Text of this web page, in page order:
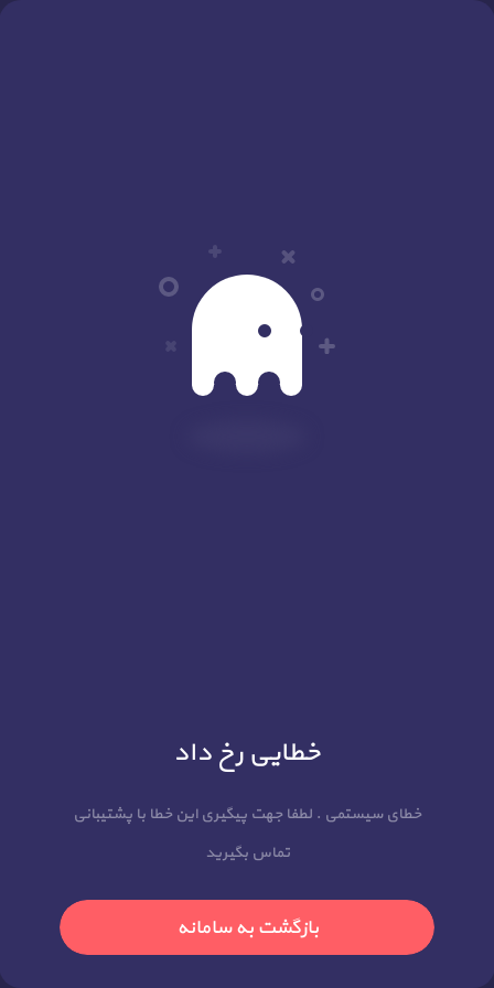
خطایی رخ داد
خطای سیستمی . لطفا جهت پیگیری این خطا با پشتیبانی
تماس بگیرید
بازگشت به سامانه